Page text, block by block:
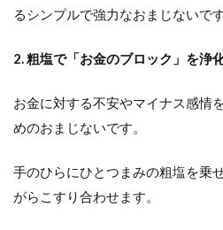
るシンプルで強力なおまじないです
2. 粗塩で「お金のブロック」を浄
お金に対する不安やマイナス感情
めのおまじないです。
手のひらにひとつまみの粗塩を乗
がらこすり合わせます。